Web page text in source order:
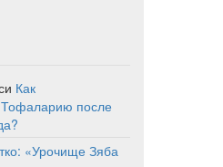
Как
Тофаларию после
«Урочище Зяба